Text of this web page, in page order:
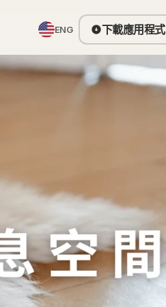
ENG 下載應用程式